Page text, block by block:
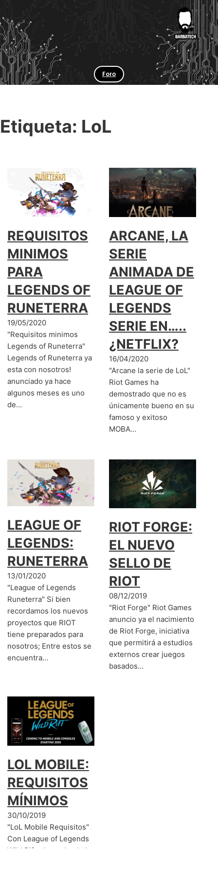
Foro
Etiqueta: LoL
REQUISITOS
MINIMOS
PARA
LEGENDS OF
RUNETERRA
19/05/2020
"Requisitos minimos
Legends of Runeterra"
Legends of Runeterra ya
esta con nosotros!
anunciado ya hace
algunos meses es uno
de…
ARCANE, LA
SERIE
ANIMADA DE
LEAGUE OF
LEGENDS
SERIE EN…..
¿NETFLIX?
16/04/2020
"Arcane la serie de LoL"
Riot Games ha
demostrado que no es
únicamente bueno en su
famoso y exitoso
MOBA…
LEAGUE OF
LEGENDS:
RUNETERRA
13/01/2020
"League of Legends
Runeterra" Si bien
recordamos los nuevos
proyectos que RIOT
tiene preparados para
nosotros; Entre estos se
encuentra…
RIOT FORGE:
EL NUEVO
SELLO DE
RIOT
08/12/2019
"Riot Forge" Riot Games
anuncio ya el nacimiento
de Riot Forge, iniciativa
que permitirá a estudios
externos crear juegos
basados…
LOL MOBILE:
REQUISITOS
MÍNIMOS
30/10/2019
"LoL Mobile Requisitos"
Con League of Legends
Wild Rift a la vuelta de la